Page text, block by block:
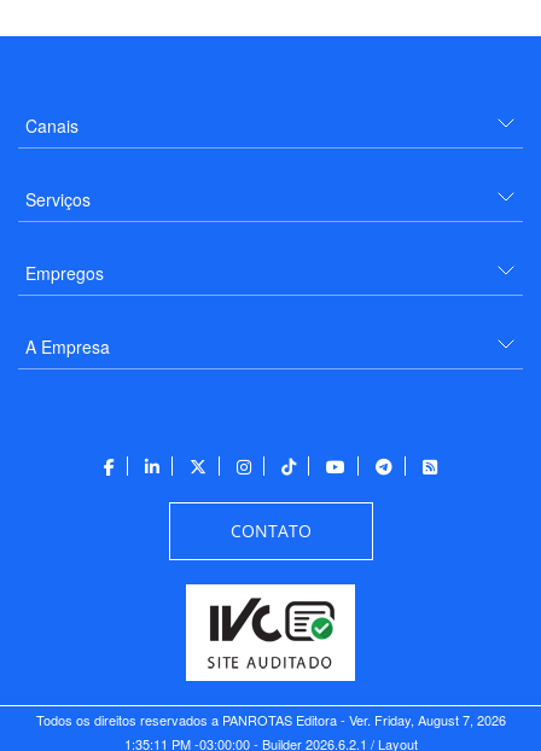
Canais
Serviços
Empregos
A Empresa
CONTATO
Todos os direitos reservados a PANROTAS Editora - Ver. Friday, August 7, 2026
1:35:11 PM -03:00:00 - Builder 2026.6.2.1 / Layout